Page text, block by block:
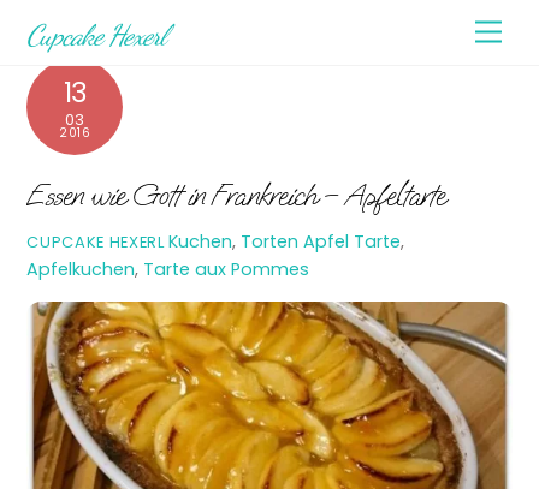
content
Cupcake Hexerl
13
03
2016
Essen wie Gott in Frankreich – Apfeltarte
CUPCAKE HEXERL Kuchen, Torten Apfel Tarte,
Apfelkuchen, Tarte aux Pommes